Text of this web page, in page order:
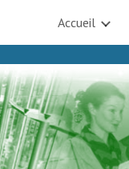
Skip to main
Accueil